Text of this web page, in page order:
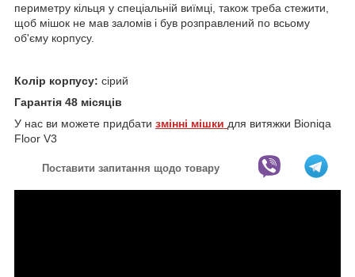
периметру кільця у спеціальній виїмці, також треба стежити,
щоб мішок не мав заломів і був розправлений по всьому
об'єму корпусу.
Колір корпусу: сірий
Гарантія 48 місяців
У нас ви можете придбати змінні мішки для витяжки Bioniqa
Floor V3
Поставити запитання щодо товару